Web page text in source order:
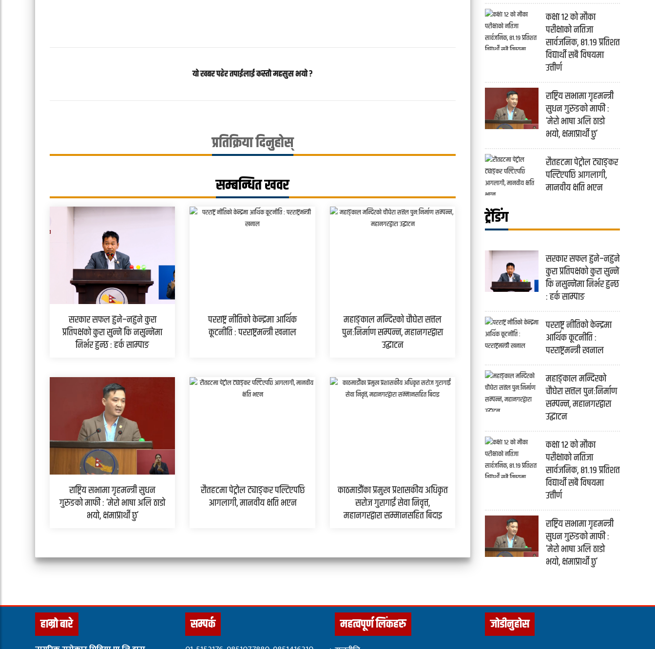
यो खबर पढेर तपाईलाई कस्तो महसुस भयो ?
प्रतिक्रिया दिनुहोस्
सम्बन्धित खवर
सरकार सफल हुने–नहुने कुरा
प्रतिपक्षको कुरा सुन्ने कि नसुन्नेमा
निर्भर हुन्छ : हर्क साम्पाङ
परराष्ट्र नीतिको केन्द्रमा आर्थिक
कूटनीति : परराष्ट्रमन्त्री खनाल
महाङ्काल मन्दिरको चौघेरा सत्तल
पुनःनिर्माण सम्पन्न, महानगरद्वारा
उद्घाटन
राष्ट्रिय सभामा गृहमन्त्री सुधन
गुरुङको माफी : ‘मेरो भाषा अलि ठाडो
भयो, क्षमाप्रार्थी छु’
रौतहटमा पेट्रोल ट्याङ्कर पल्टिएपछि
आगलागी, मानवीय क्षति भएन
काठमाडौंका प्रमुख प्रशासकीय अधिकृत
सरोज गुरागाईं सेवा निवृत्त,
महानगरद्वारा सम्मानसहित बिदाइ
कक्षा १२ को मौका
परीक्षाको नतिजा
सार्वजनिक, ८१.१९ प्रतिशत
विद्यार्थी सबै विषयमा
उत्तीर्ण
राष्ट्रिय सभामा गृहमन्त्री
सुधन गुरुङको माफी :
‘मेरो भाषा अलि ठाडो
भयो, क्षमाप्रार्थी छु’
रौतहटमा पेट्रोल ट्याङ्कर
पल्टिएपछि आगलागी,
मानवीय क्षति भएन
ट्रेंडिंग
सरकार सफल हुने–नहुने
कुरा प्रतिपक्षको कुरा सुन्ने
कि नसुन्नेमा निर्भर हुन्छ
: हर्क साम्पाङ
परराष्ट्र नीतिको केन्द्रमा
आर्थिक कूटनीति :
परराष्ट्रमन्त्री खनाल
महाङ्काल मन्दिरको
चौघेरा सत्तल पुनःनिर्माण
सम्पन्न, महानगरद्वारा
उद्घाटन
कक्षा १२ को मौका
परीक्षाको नतिजा
सार्वजनिक, ८१.१९ प्रतिशत
विद्यार्थी सबै विषयमा
उत्तीर्ण
राष्ट्रिय सभामा गृहमन्त्री
सुधन गुरुङको माफी :
‘मेरो भाषा अलि ठाडो
भयो, क्षमाप्रार्थी छु’
हाम्रो बारे सम्पर्क महत्वपूर्ण लिंकहरु जोडीनुहोस